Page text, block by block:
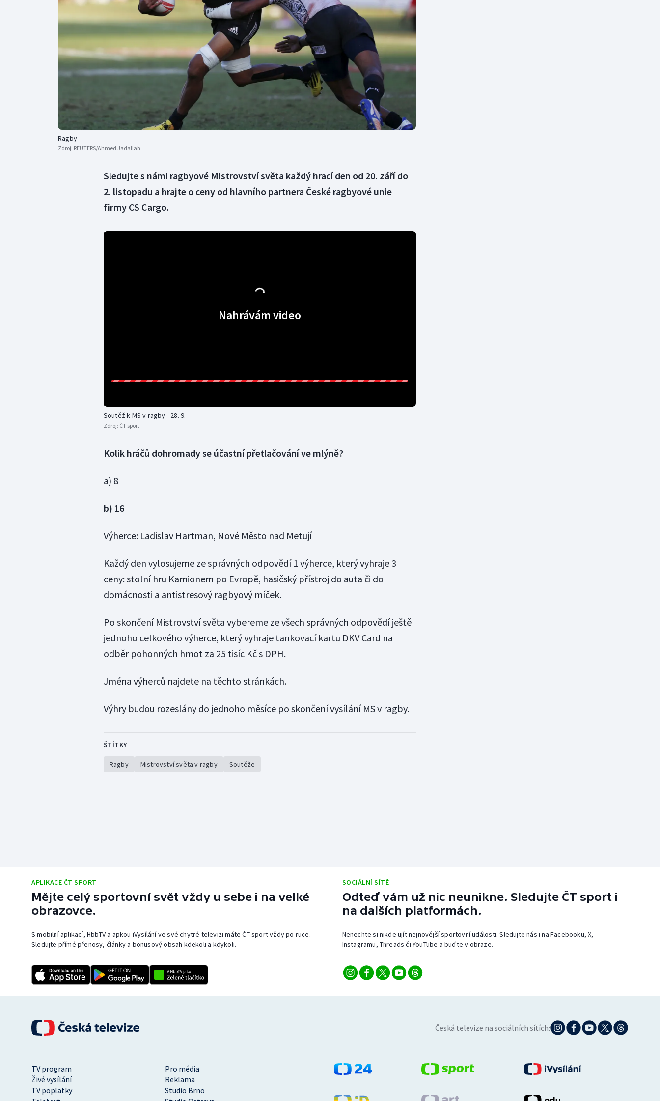
Curling
Florbal
Futsal
Gymnastika
Moderní pětiboj
Motorsport
Olympijské hry
Parasport
Plavání
Triatlon
Veslování
Vodní slalom
Volejbal
Ostatní
Ragby
Zdroj: REUTERS/Ahmed Jadallah
Sledujte s námi ragbyové Mistrovství světa každý hrací den od 20. září do
2. listopadu a hrajte o ceny od hlavního partnera České ragbyové unie
firmy CS Cargo.
Nahrávám video
Soutěž k MS v ragby - 28. 9.
Zdroj: ČT sport
Kolik hráčů dohromady se účastní přetlačování ve mlýně?
a) 8
b) 16
Výherce: Ladislav Hartman, Nové Město nad Metují
Každý den vylosujeme ze správných odpovědí 1 výherce, který vyhraje 3
ceny: stolní hru Kamionem po Evropě, hasičský přístroj do auta či do
domácnosti a antistresový ragbyový míček.
Po skončení Mistrovství světa vybereme ze všech správných odpovědí ještě
jednoho celkového výherce, který vyhraje tankovací kartu DKV Card na
odběr pohonných hmot za 25 tisíc Kč s DPH.
Jména výherců najdete na těchto stránkách.
Výhry budou rozeslány do jednoho měsíce po skončení vysílání MS v ragby.
ŠTÍTKY
Ragby Mistrovství světa v ragby Soutěže
APLIKACE ČT SPORT
Mějte celý sportovní svět vždy u sebe i na velké
obrazovce.
S mobilní aplikací, HbbTV a apkou iVysílání ve své chytré televizi máte ČT sport vždy po ruce.
Sledujte přímé přenosy, články a bonusový obsah kdekoli a kdykoli.
SOCIÁLNÍ SÍTĚ
Odteď vám už nic neunikne. Sledujte ČT sport i
na dalších platformách.
Nenechte si nikde ujít nejnovější sportovní události. Sledujte nás i na Facebooku, X,
Instagramu, Threads či YouTube a buďte v obraze.
Česká televize na sociálních sítích:
TV program
Pro média
Živé vysílání
Reklama
TV poplatky
Studio Brno